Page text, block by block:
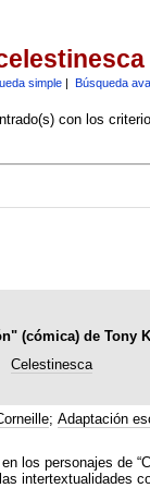
simple| Búsqueda
con los
(cómica) de Tony
Celestinesca
; Adaptación
los personajes de
intertextualidades